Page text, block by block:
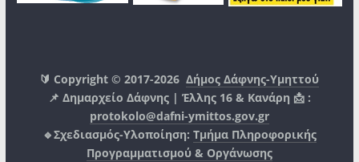
🔰 Copyright © 2017-2026Δήμος Δάφνης-Υμηττού
📌 Δημαρχείο Δάφνης | Έλλης 16 & Κανάρη 📩 :
protokolo@dafni-ymittos.gov.gr
🔹Σχεδιασμός-Υλοποίηση: Τμήμα Πληροφορικής
Προγραμματισμού & Οργάνωσης